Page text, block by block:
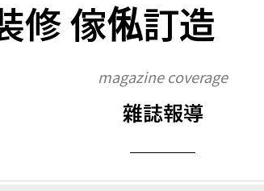
修 傢俬訂造
magazine coverage
雜誌報導